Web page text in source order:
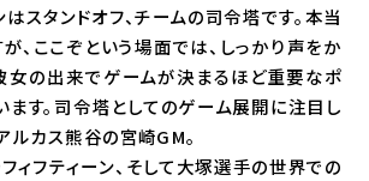
はスタンドオフ、チームの司令塔です。本当
、ここぞという場面では、しっかり声をか
女の出来でゲームが決まるほど重要なポ
ます。司令塔としてのゲーム展開に注目し
ルカス熊谷の宮崎GM。
ィフティーン、そして大塚選手の世界での